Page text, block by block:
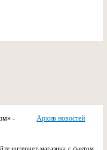
Архив новостей
-
интернет-магазина с фактом